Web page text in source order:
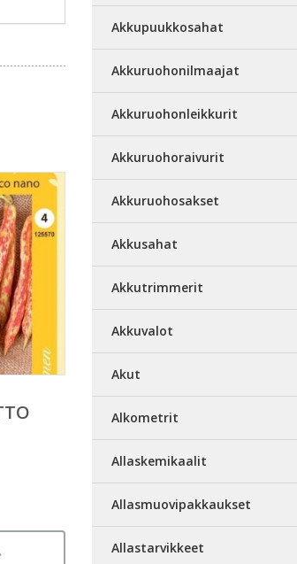
Akkupuukkosahat
Akkuruohonilmaajat
Akkuruohonleikkurit
Akkuruohoraivurit
Akkuruohosakset
Akkusahat
Akkutrimmerit
Akkuvalot
Akut
Alkometrit
Allaskemikaalit
Allasmuovipakkaukset
Allastarvikkeet